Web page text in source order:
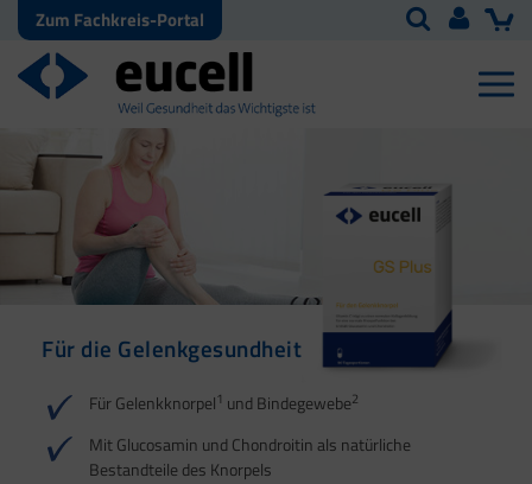
Zum Fachkreis-Portal
Für die Gelenkgesundheit
Für Gelenkknorpel1 und Bindegewebe2
Mit Glucosamin und Chondroitin als natürliche
Bestandteile des Knorpels
Für Sehnen, Bänder und
2
Für die